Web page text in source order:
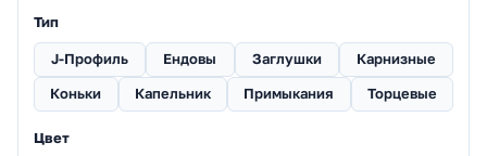
Тип
J-Профиль Ендовы Заглушки
Карнизные
Коньки
Капельник Примыкания Торцевые
Цвет